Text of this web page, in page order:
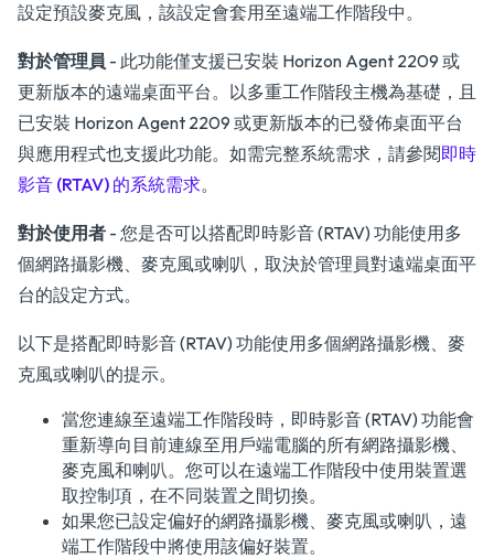
設定預設麥克風，該設定會套用至遠端工作階段中。
對於管理員 - 此功能僅支援已安裝 Horizon Agent 2209 或
更新版本的遠端桌面平台。以多重工作階段主機為基礎，且
已安裝 Horizon Agent 2209 或更新版本的已發佈桌面平台
與應用程式也支援此功能。如需完整系統需求，請參閱即時
影音 (RTAV) 的系統需求。
對於使用者 - 您是否可以搭配即時影音 (RTAV) 功能使用多
個網路攝影機、麥克風或喇叭，取決於管理員對遠端桌面平
台的設定方式。
以下是搭配即時影音 (RTAV) 功能使用多個網路攝影機、麥
克風或喇叭的提示。
當您連線至遠端工作階段時，即時影音 (RTAV) 功能會
重新導向目前連線至用戶端電腦的所有網路攝影機、
麥克風和喇叭。您可以在遠端工作階段中使用裝置選
取控制項，在不同裝置之間切換。
如果您已設定偏好的網路攝影機、麥克風或喇叭，遠
端工作階段中將使用該偏好裝置。